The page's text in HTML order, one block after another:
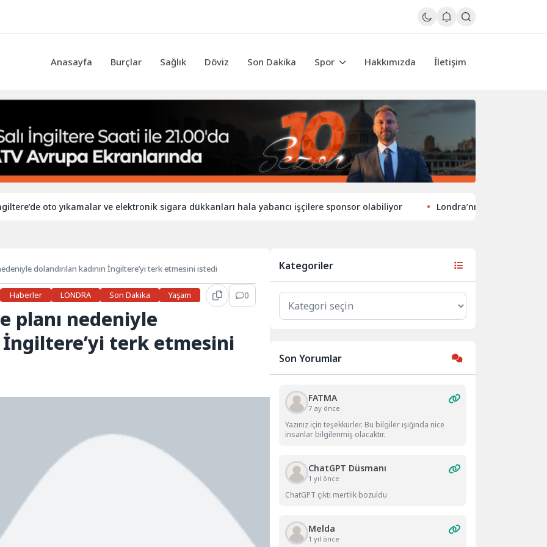
Anasayfa Burçlar Sağlık Döviz Son Dakika Spor Hakkımızda İletişim
oto yıkamalar ve elektronik sigara dükkanları hala yabancı işçilere sponsor olabiliyor Londra’nın eğlence hayatında
dolandırılan kadının İngiltere’yi terk etmesini istedi
Haberler LONDRA Son Dakika Yaşam 0
planı nedeniyle
İngiltere’yi terk etmesini
Kategoriler
Kategoriler
Son Yorumlar
FATMA
7 ay önce
Yazınız için teşekkürler. Bu bilgiler ışığında nice
insanlar bilgilenmiş olacaktır.
ChatGPT Düsmanı
1 yıl önce
ChatGPT çıktı mertlik bozuldu
Melda
1 yıl önce